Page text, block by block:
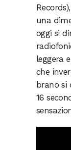
una
oggi si
leggera
che
brano si
16